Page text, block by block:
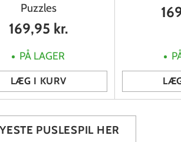
Puzzles
169,95 kr.
PÅ LAGER
LÆG I KURV
Antal
PUSLESPIL HER